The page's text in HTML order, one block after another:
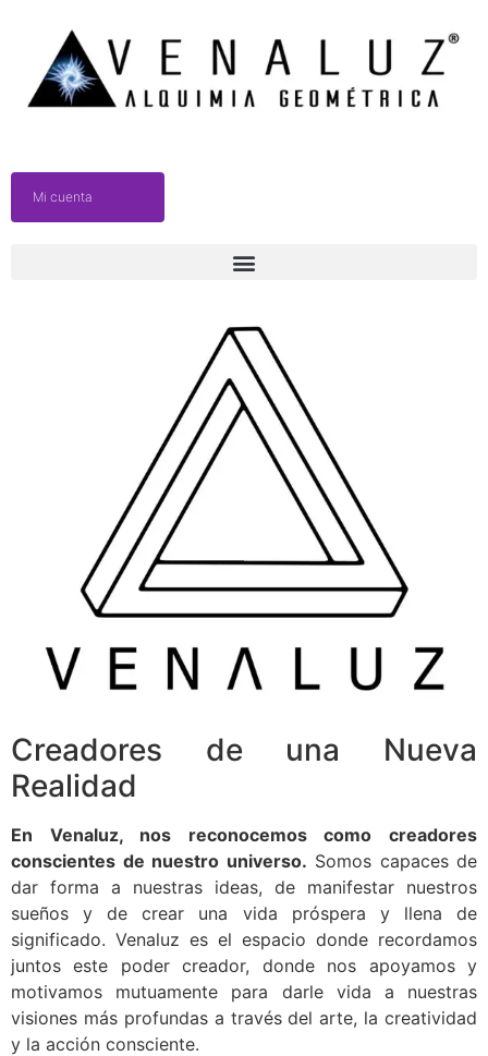
Mi cuenta
Creadores de una Nueva
Realidad
En Venaluz, nos reconocemos como creadores
conscientes de nuestro universo. Somos capaces de
dar forma a nuestras ideas, de manifestar nuestros
sueños y de crear una vida próspera y llena de
significado. Venaluz es el espacio donde recordamos
juntos este poder creador, donde nos apoyamos y
motivamos mutuamente para darle vida a nuestras
visiones más profundas a través del arte, la creatividad
y la acción consciente.